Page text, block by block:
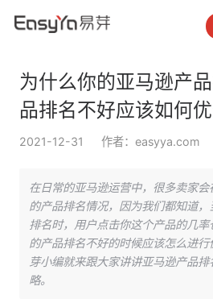
为什么你的亚马逊产
品排名不好应该如何
2021-12-31 作者：easyya.com
在日常的亚马逊运营中，很多卖家
的产品排名情况，因为我们都知道
排名时，用户点击你这个产品的几
的产品排名不好的时候应该怎么进
芽小编就来跟大家讲讲亚马逊产品
略。